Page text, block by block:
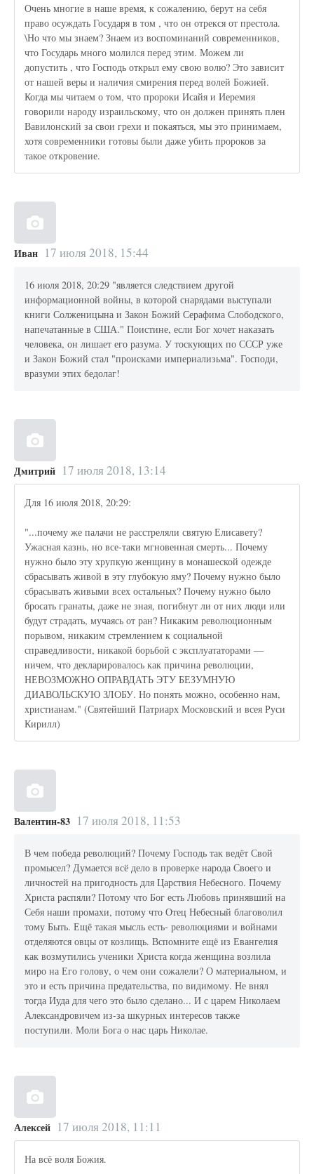
Очень многие в наше время, к сожалению, берут на себя
право осуждать Государя в том , что он отрекся от престола.
\Но что мы знаем? Знаем из воспоминаний современников,
что Государь много молился перед этим. Можем ли
допустить , что Господь открыл ему свою волю? Это зависит
от нашей веры и наличия смирения перед волей Божией.
Когда мы читаем о том, что пророки Исайя и Иеремия
говорили народу израильскому, что он должен принять плен
Вавилонский за свои грехи и покаяться, мы это принимаем,
хотя современники готовы были даже убить пророков за
такое откровение.
Иван 17 июля 2018, 15:44
16 июля 2018, 20:29 "является следствием другой
информационной войны, в которой снарядами выступали
книги Солженицына и Закон Божий Серафима Слободского,
напечатанные в США." Поистине, если Бог хочет наказать
человека, он лишает его разума. У тоскующих по СССР уже
и Закон Божий стал "происками империализьма". Господи,
вразуми этих бедолаг!
Дмитрий 17 июля 2018, 13:14
Для 16 июля 2018, 20:29:
"...почему же палачи не расстреляли святую Елисавету?
Ужасная казнь, но все-таки мгновенная смерть... Почему
нужно было эту хрупкую женщину в монашеской одежде
сбрасывать живой в эту глубокую яму? Почему нужно было
сбрасывать живыми всех остальных? Почему нужно было
бросать гранаты, даже не зная, погибнут ли от них люди или
будут страдать, мучаясь от ран? Никаким революционным
порывом, никаким стремлением к социальной
справедливости, никакой борьбой с эксплуататорами —
ничем, что декларировалось как причина революции,
НЕВОЗМОЖНО ОПРАВДАТЬ ЭТУ БЕЗУМНУЮ
ДИАВОЛЬСКУЮ ЗЛОБУ. Но понять можно, особенно нам,
христианам." (Святейший Патриарх Московский и всея Руси
Кирилл)
Валентин-83 17 июля 2018, 11:53
В чем победа революций? Почему Господь так ведёт Свой
промысел? Думается всё дело в проверке народа Своего и
личностей на пригодность для Царствия Небесного. Почему
Христа распяли? Потому что Бог есть Любовь принявший на
Себя наши промахи, потому что Отец Небесный благоволил
тому Быть. Ещё такая мысль есть- революциями и войнами
отделяются овцы от козлищь. Вспомните ещё из Евангелия
как возмутились ученики Христа когда женщина возлила
миро на Его голову, о чем они сожалели? О материальном, и
это и есть причина предательства, по видимому. Не внял
тогда Иуда для чего это было сделано... И с царем Николаем
Александровичем из-за шкурных интересов также
поступили. Моли Бога о нас царь Николае.
Алексей 17 июля 2018, 11:11
На всё воля Божия.